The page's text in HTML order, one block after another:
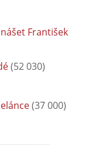
František
(52 030)
(37 000)